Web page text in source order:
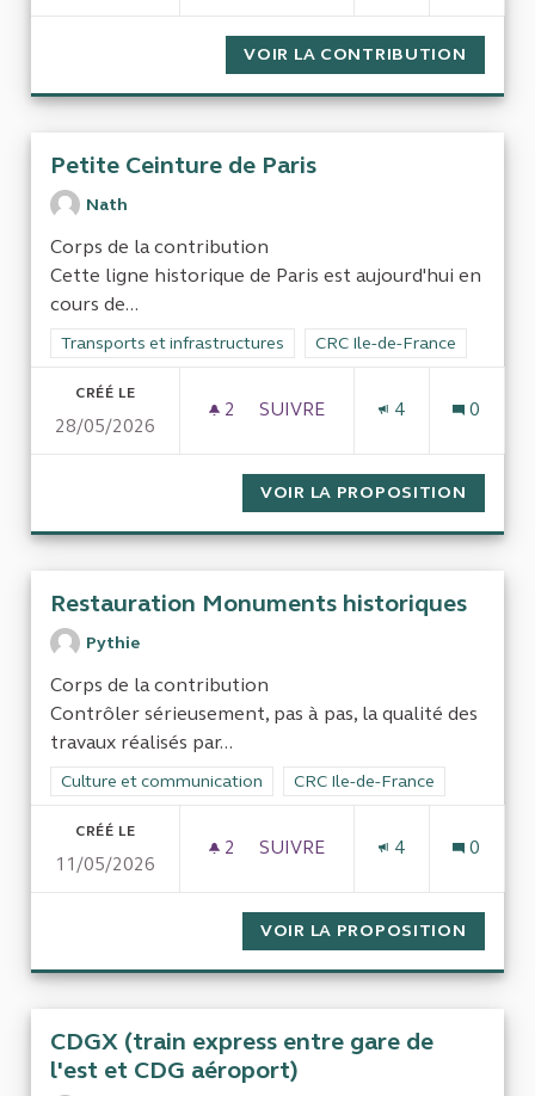
VOIR LA CONTRIBUTION
Petite Ceinture de Paris
Nath
Corps de la contribution
Cette ligne historique de Paris est aujourd'hui en
cours de...
Filtrer les résultats de la catégorie : Transports et
Transports et infrastructures Filtrer les résultats pour le
CRC Ile-de-France
CRÉÉ LE
28/05/2026
2 2 ABONNÉS
SUIVRE
4 0
VOIR LA PROPOSITION
Restauration Monuments historiques
Pythie
Corps de la contribution
Contrôler sérieusement, pas à pas, la qualité des
travaux réalisés par...
Filtrer les résultats de la catégorie : Culture et
Culture et communication Filtrer les résultats pour le
CRC Ile-de-France
CRÉÉ LE
11/05/2026
2 2 ABONNÉS
SUIVRE
4 0
VOIR LA PROPOSITION
CDGX (train express entre gare de
l'est et CDG aéroport)